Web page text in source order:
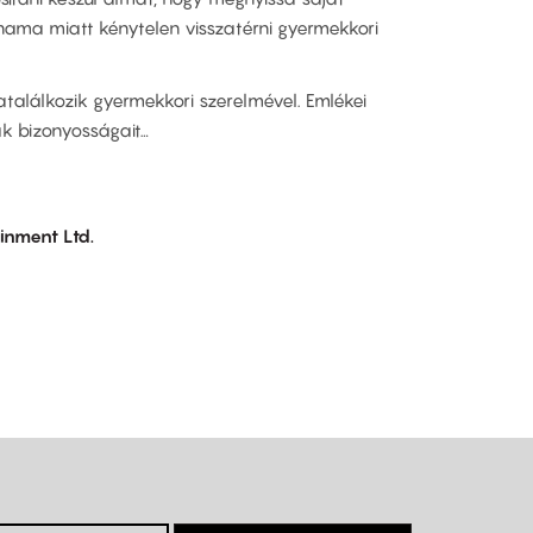
miatt kénytelen visszatérni gyermekkori
gyermekkori szerelmével. Emlékei
bizonyosságait…
Ltd.